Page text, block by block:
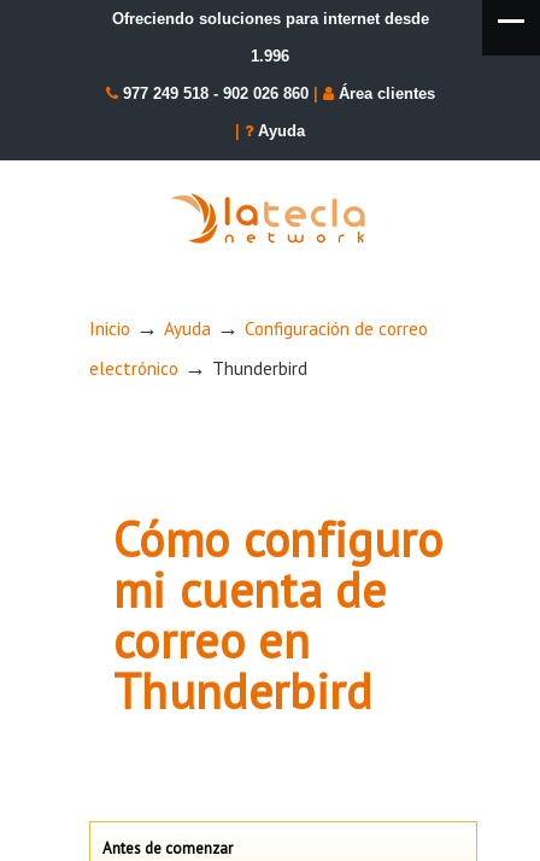
Ofreciendo soluciones para internet desde
1.996
977 249 518- 902 026 860 Área clientes
Ayuda
Inicio → Ayuda → Configuración de correo
electrónico → Thunderbird
Cómo configuro
mi cuenta de
correo en
Thunderbird
Antes de comenzar